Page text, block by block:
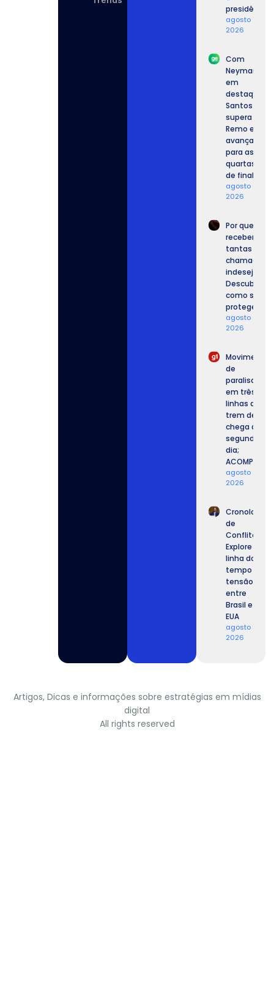
presidência.
agosto 7,
2026
Com
Neymar
em
destaque,
Santos
supera o
Remo e
avança
para as
quartas
de final.
agosto 6,
2026
Por que
recebemos
tantas
chamadas
Descubra
como se
proteger.
agosto 6,
2026
Movimento
de
paralisação
em três
linhas de
trem de SP
chega ao
segundo
dia;
ACOMPANHE.
agosto 6,
2026
Cronologia
de
Conflitos:
Explore a
linha do
tempo da
tensão
entre
Brasil e
EUA
agosto 5,
2026
Artigos, Dicas e informações sobre estratégias em mídias
digital
All rights reserved